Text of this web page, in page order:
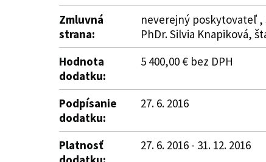
Zmluvná
strana:
neverejný poskytovateľ ,
PhDr. Silvia Knapiková,
Hodnota
dodatku:
5 400,00 € bez DPH
Podpísanie
dodatku:
27. 6. 2016
Platnosť
27. 6. 2016 - 31. 12. 2016